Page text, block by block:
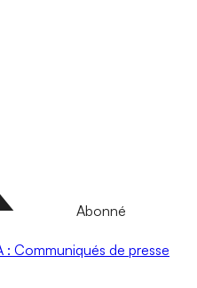
Abonné
: Communiqués de presse